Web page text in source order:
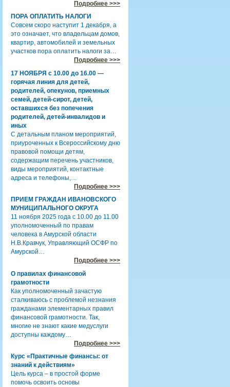
Подробнее >>>
ПОРА ОПЛАТИТЬ НАЛОГИ
Совсем скоро наступит 1 декабря, а
это означает, что владельцам домов,
квартир, автомобилей и земельных
участков пора оплатить налоги за…
Подробнее >>>
17 НОЯБРЯ с 10.00 до 16.00 —
горячая линия для детей,
родителей, опекунов, приемных
семей, детей-сирот, детей,
оставшихся без попечения
родителей, детей-инвалидов и
иных
С детальным планом мероприятий,
приуроченных к Всероссийскому дню
правовой помощи детям,
содержащим перечень участников,
виды мероприятий, контактные
адреса и телефоны,…
Подробнее >>>
ПРИЕМ ГРАЖДАН ИВАНОВСКОГО
МУНИЦИПАЛЬНОГО ОКРУГА
11 ноября 2025 года с 10.00 до 11.00
уполномоченный по правам
человека в Амурской области
Н.В.Кравчук, Управляющий ОСФР по
Амурской…
Подробнее >>>
О правилах финансовой
грамотности
Как уполномоченный зачастую
сталкиваюсь с проблемой незнания
гражданами элементарных правил
финансовой грамотности. Так,
многие не знают какие медуслуги
доступны каждому…
Подробнее >>>
Курс «Практичные финансы: от
знаний к действиям»
Цель курса – в простой форме
помочь освоить основы